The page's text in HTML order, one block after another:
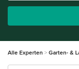
Alle Experten Garten- &